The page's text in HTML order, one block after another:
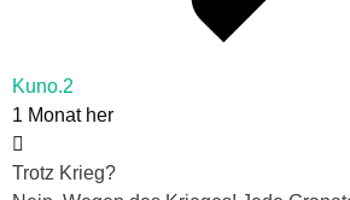
Kuno.2
1 Monat her
Trotz Krieg?